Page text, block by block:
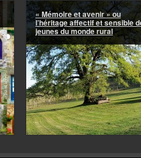
« Mémoire et avenir » ou
l’héritage affectif et sensible
jeunes du monde rural